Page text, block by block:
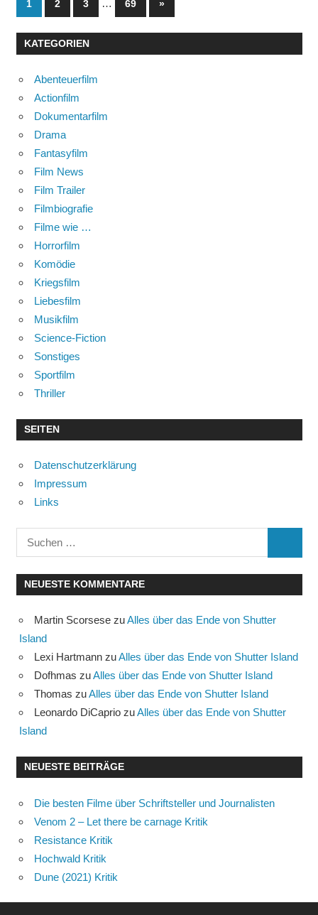
der
Beiträge
1 2 3 … 69
Nächste
Beiträge
»
KATEGORIEN
Abenteuerfilm
Actionfilm
Dokumentarfilm
Drama
Fantasyfilm
Film News
Film Trailer
Filmbiografie
Filme wie …
Horrorfilm
Komödie
Kriegsfilm
Liebesfilm
Musikfilm
Science-Fiction
Sonstiges
Sportfilm
Thriller
SEITEN
Datenschutzerklärung
Impressum
Links
Suchen
nach:
NEUESTE KOMMENTARE
Martin Scorsese zuAlles über das Ende von Shutter
Island
Lexi Hartmann zuAlles über das Ende von Shutter Island
Dofhmas zuAlles über das Ende von Shutter Island
Thomas zuAlles über das Ende von Shutter Island
Leonardo DiCaprio zuAlles über das Ende von Shutter
Island
NEUESTE BEITRÄGE
Die besten Filme über Schriftsteller und Journalisten
Venom 2 – Let there be carnage Kritik
Resistance Kritik
Hochwald Kritik
Dune (2021) Kritik